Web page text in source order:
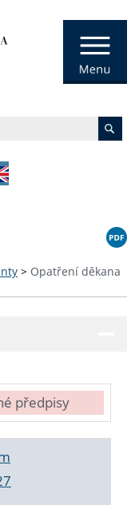
> Opatření děkana
předpisy